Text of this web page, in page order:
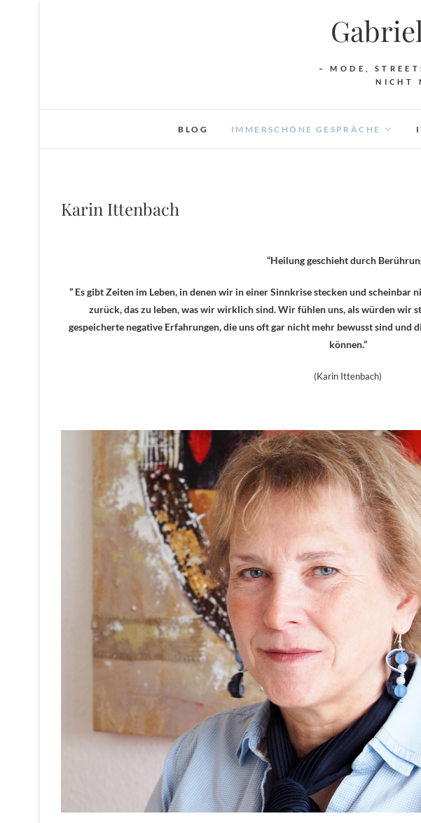
– MODE,
NICHT
BLOG IMMERSCHÖNE GESPRÄCHE
Karin Ittenbach
“Heilung geschieht durch
” Es gibt Zeiten im Leben, in denen wir in einer Sinnkrise stecken und scheinbar
zurück, das zu leben, was wir wirklich sind. Wir fühlen uns, als würden wir
gespeicherte negative Erfahrungen, die uns oft gar nicht mehr bewusst sind
können.”
(Karin Ittenbach)